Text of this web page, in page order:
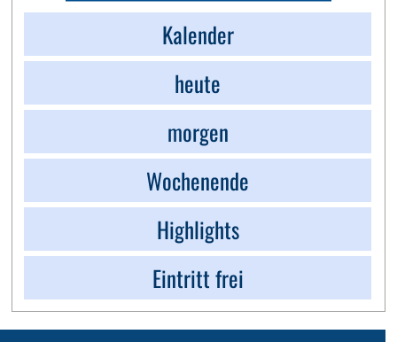
Kalender
heute
morgen
Wochenende
Highlights
Eintritt frei